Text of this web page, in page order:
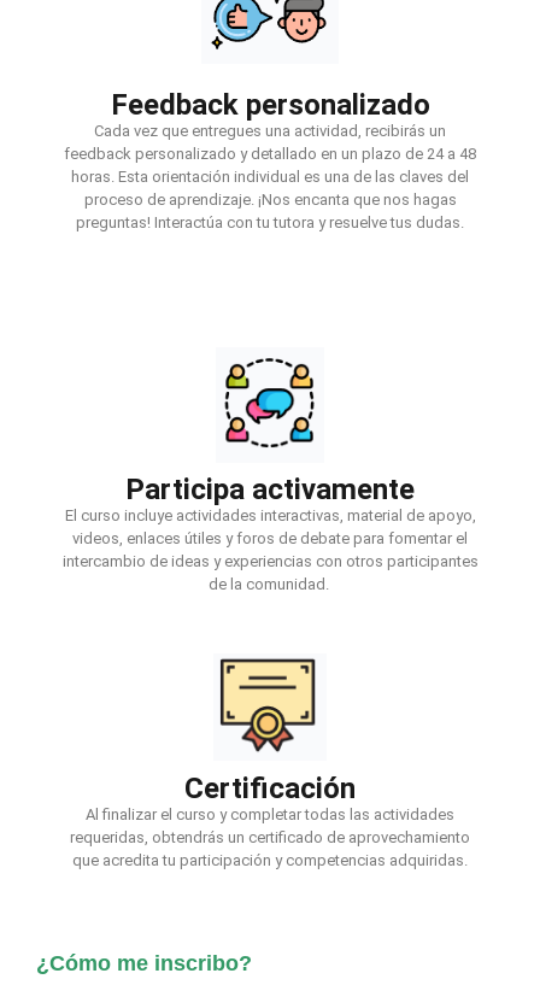
Feedback personalizado
Cada vez que entregues una actividad, recibirás un
feedback personalizado y detallado en un plazo de 24 a 48
horas. Esta orientación individual es una de las claves del
proceso de aprendizaje. ¡Nos encanta que nos hagas
preguntas! Interactúa con tu tutora y resuelve tus dudas.
Participa activamente
El curso incluye actividades interactivas, material de apoyo,
videos, enlaces útiles y foros de debate para fomentar el
intercambio de ideas y experiencias con otros participantes
de la comunidad.
Certificación
Al finalizar el curso y completar todas las actividades
requeridas, obtendrás un certificado de aprovechamiento
que acredita tu participación y competencias adquiridas.
¿Cómo me inscribo?